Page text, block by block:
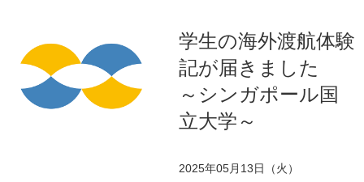
学生の海外渡航体験
記が届きました
～シンガポール国
立大学～
2025年05月13日（火）